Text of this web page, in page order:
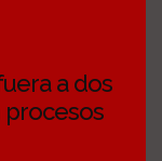
a dos
procesos